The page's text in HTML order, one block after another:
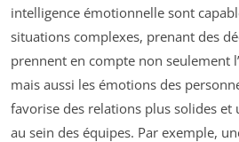
intelligence émotionnelle sont
situations complexes, prenant des
prennent en compte non seulement
mais aussi les émotions des
favorise des relations plus solides et
au sein des équipes. Par exemple,